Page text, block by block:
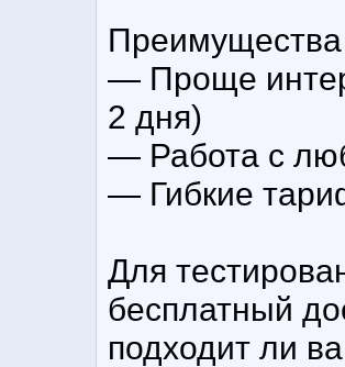
— Проще
2 дня)
— Работа с
— Гибкие
Для
бесплатный
подходит ли